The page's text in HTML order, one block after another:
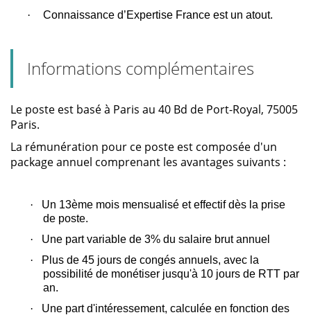
·
Connaissance d’Expertise France est un atout.
Informations complémentaires
Le poste est basé à Paris au 40 Bd de Port-Royal, 75005
Paris.
La rémunération pour ce poste est composée d'un
package annuel comprenant les avantages suivants :
·
Un 13ème mois mensualisé et effectif dès la prise
de poste.
·
Une part variable de 3% du salaire brut annuel
·
Plus de 45 jours de congés annuels, avec la
possibilité de monétiser jusqu'à 10 jours de RTT par
an.
·
Une part d'intéressement, calculée en fonction des